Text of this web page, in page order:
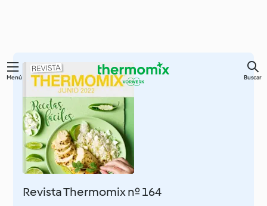
contenido
principal
Menú Buscar
Revista Thermomix nº 164